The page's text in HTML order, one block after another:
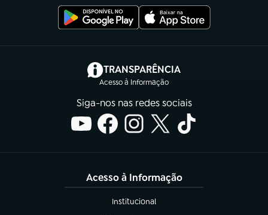
TRANSPARÊNCIA
Acesso à Informação
(abre em nova aba)
Siga-nos nas redes sociais
Acesso à Informação
Institucional
(abre em nova aba)